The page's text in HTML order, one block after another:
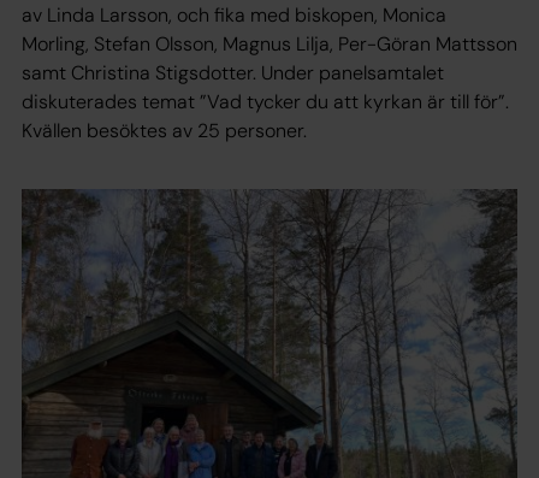
av Linda Larsson, och fika med biskopen, Monica
Morling, Stefan Olsson, Magnus Lilja, Per-Göran Mattsson
samt Christina Stigsdotter. Under panelsamtalet
diskuterades temat ”Vad tycker du att kyrkan är till för”.
Kvällen besöktes av 25 personer.